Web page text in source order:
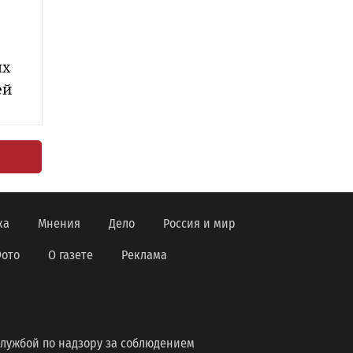
Мнения Дело Россия и мир
О газете Реклама
по надзору за соблюдением